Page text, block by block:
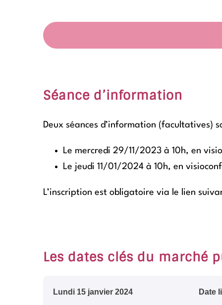
Séance d’information
Deux séances d’information (facultatives)
Le mercredi 29/11/2023 à 10h, en
Le jeudi 11/01/2024 à 10h, en
L’inscription est obligatoire via le lien
Les dates clés du marché
Lundi 15 janvier 2024 Date